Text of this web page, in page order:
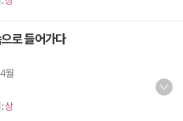
로 들어가다
월
:상